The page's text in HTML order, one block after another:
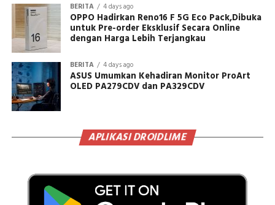
BERITA 4 days ago
OPPO Hadirkan Reno16 F 5G Eco Pack,Dibuka
untuk Pre-order Eksklusif Secara Online
dengan Harga Lebih Terjangkau
BERITA 4 days ago
ASUS Umumkan Kehadiran Monitor ProArt
OLED PA279CDV dan PA329CDV
APLIKASI DROIDLIME